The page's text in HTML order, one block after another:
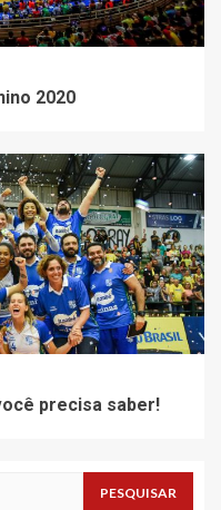
2020
precisa saber!